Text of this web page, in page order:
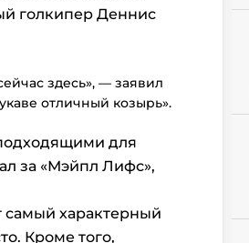
голкипер Деннис
здесь», — заявил
отличный козырь».
для
за «Мэйпл Лифс»,
самый характерный
Кроме того,